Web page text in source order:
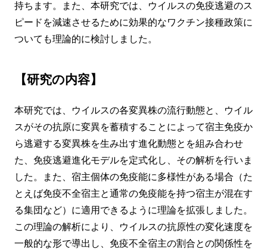
持ちます。また、本研究では、ウイルスの免疫逃避のス
ピードを減速させるために効果的なワクチン接種政策に
ついても理論的に検討しました。
【研究の内容】
本研究では、ウイルスの各変異株の流行動態と、ウイル
スがその抗原に変異を蓄積することによって宿主免疫か
ら逃避する変異株を生み出す進化動態とを組み合わせ
た、免疫逃避進化モデルを定式化し、その解析を行いま
した。また、宿主個体の免疫能に多様性がある場合（た
とえば免疫不全宿主と通常の免疫能を持つ宿主が混在す
る集団など）に適用できるように理論を拡張しました。
この理論の解析により、ウイルスの抗原性の変化速度を
一般的な形で導出し、免疫不全宿主の割合との関係性を